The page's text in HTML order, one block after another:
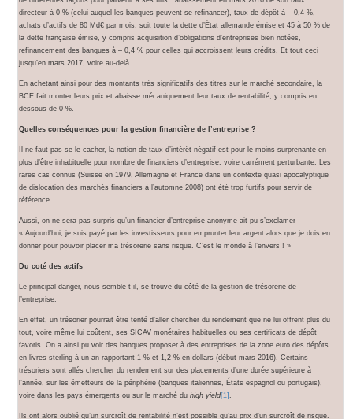
directeur à 0 % (celui auquel les banques peuvent se refinancer), taux de dépôt à – 0,4 %,
achats d’actifs de 80 Md€ par mois, soit toute la dette d’État allemande émise et 45 à 50 % de
la dette française émise, y compris acquisition d’obligations d’entreprises bien notées,
refinancement des banques à – 0,4 % pour celles qui accroissent leurs crédits. Et tout ceci
jusqu’en mars 2017, voire au-delà.
En achetant ainsi pour des montants très significatifs des titres sur le marché secondaire, la
BCE fait monter leurs prix et abaisse mécaniquement leur taux de rentabilité, y compris en
dessous de 0 %.
Quelles conséquences pour la gestion financière de l’entreprise ?
Il ne faut pas se le cacher, la notion de taux d’intérêt négatif est pour le moins surprenante en
plus d’être inhabituelle pour nombre de financiers d’entreprise, voire carrément perturbante. Les
rares cas connus (Suisse en 1979, Allemagne et France dans un contexte quasi apocalyptique
de dislocation des marchés financiers à l’automne 2008) ont été trop furtifs pour servir de
référence.
Aussi, on ne sera pas surpris qu’un financier d’entreprise anonyme ait pu s’exclamer
« Aujourd’hui, je suis payé par les investisseurs pour emprunter leur argent alors que je dois en
donner pour pouvoir placer ma trésorerie sans risque. C’est le monde à l’envers ! »
Du coté des actifs
Le principal danger, nous semble-t-il, se trouve du côté de la gestion de trésorerie de
l’entreprise.
En effet, un trésorier pourrait être tenté d’aller chercher du rendement que ne lui offrent plus du
tout, voire même lui coûtent, ses SICAV monétaires habituelles ou ses certificats de dépôt
favoris. On a ainsi pu voir des banques proposer à des entreprises de la zone euro des dépôts
en livres sterling à un an rapportant 1 % et 1,2 % en dollars (début mars 2016). Certains
trésoriers sont allés chercher du rendement sur des placements d’une durée supérieure à
l’année, sur les émetteurs de la périphérie (banques italiennes, États espagnol ou portugais),
voire dans les pays émergents ou sur le marché du high yield[1]
Ils ont alors oublié qu’un surcroît de rentabilité n’est possible qu’au prix d’un surcroît de risque.